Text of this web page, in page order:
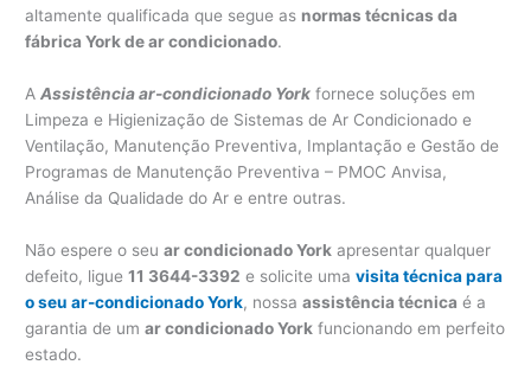
altamente qualificada que segue as normas técnicas da
fábrica York de ar condicionado.
AAssistência ar-condicionado York fornece soluções em
Limpeza e Higienização de Sistemas de Ar Condicionado e
Ventilação, Manutenção Preventiva, Implantação e Gestão de
Programas de Manutenção Preventiva – PMOC Anvisa,
Análise da Qualidade do Ar e entre outras.
Não espere o seuar condicionado York apresentar qualquer
defeito, ligue11 3644-3392 e solicite umavisita técnica para
o seu ar-condicionado York, nossaassistência técnica é a
garantia de umar condicionado York funcionando em perfeito
estado.